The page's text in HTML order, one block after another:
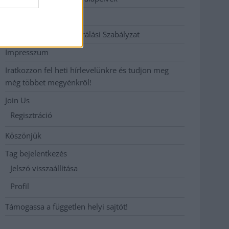
Hozzászólási és Moderálási Szabályzat
Impresszum
Iratkozzon fel heti hírlevelünkre és tudjon meg
még többet megyénkről!
Join Us
Regisztráció
Köszönjük
Tag bejelentkezés
Jelszó visszaállítása
Profil
Támogassa a független helyi sajtót!